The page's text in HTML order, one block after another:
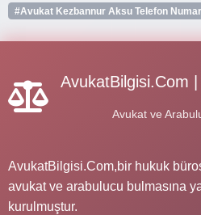
#Avukat Kezbannur Aksu Telefon
AvukatBilgisi.Com
Avukat ve
AvukatBilgisi.Com,bir hukuk
avukat ve arabulucu bulmasına
kurulmuştur.